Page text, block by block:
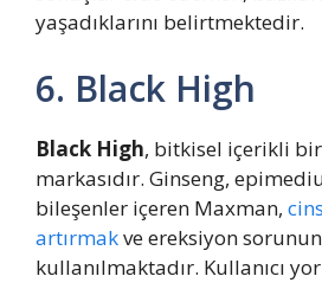
yaşadıklarını belirtmektedir.
6. Black High
Black High, bitkisel içerikli bir
markasıdır. Ginseng,
bileşenler içeren Maxman,
artırmakve ereksiyon
kullanılmaktadır. Kullanıcı